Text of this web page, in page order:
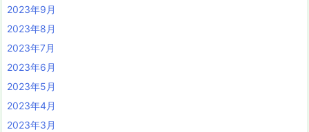
2023年9月
2023年8月
2023年7月
2023年6月
2023年5月
2023年4月
2023年3月